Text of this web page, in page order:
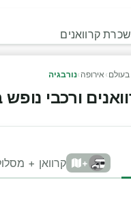
קרוואנים
› אירופה ›נורבגיה
ורכבי נופש
+ קרוואן +